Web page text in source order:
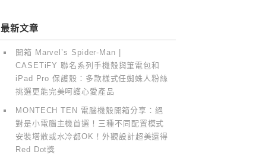
最新文章
開箱 Marvel’s Spider-Man |
CASETiFY 聯名系列手機殼與筆電包和
iPad Pro 保護殼：多款樣式任蜘蛛人粉絲
挑選更能完美呵護心愛產品
MONTECH TEN 電腦機殼開箱分享：絕
對是小電腦主機首選！三種不同配置模式
安裝塔散或水冷都OK！外觀設計超美還得
Red Dot獎